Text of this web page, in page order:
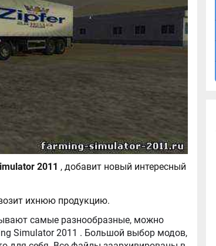
Тягач Zipfer для Farming Simulator 2011 , добавит новый интересный
ихнюю продукцию.
выбор модов,